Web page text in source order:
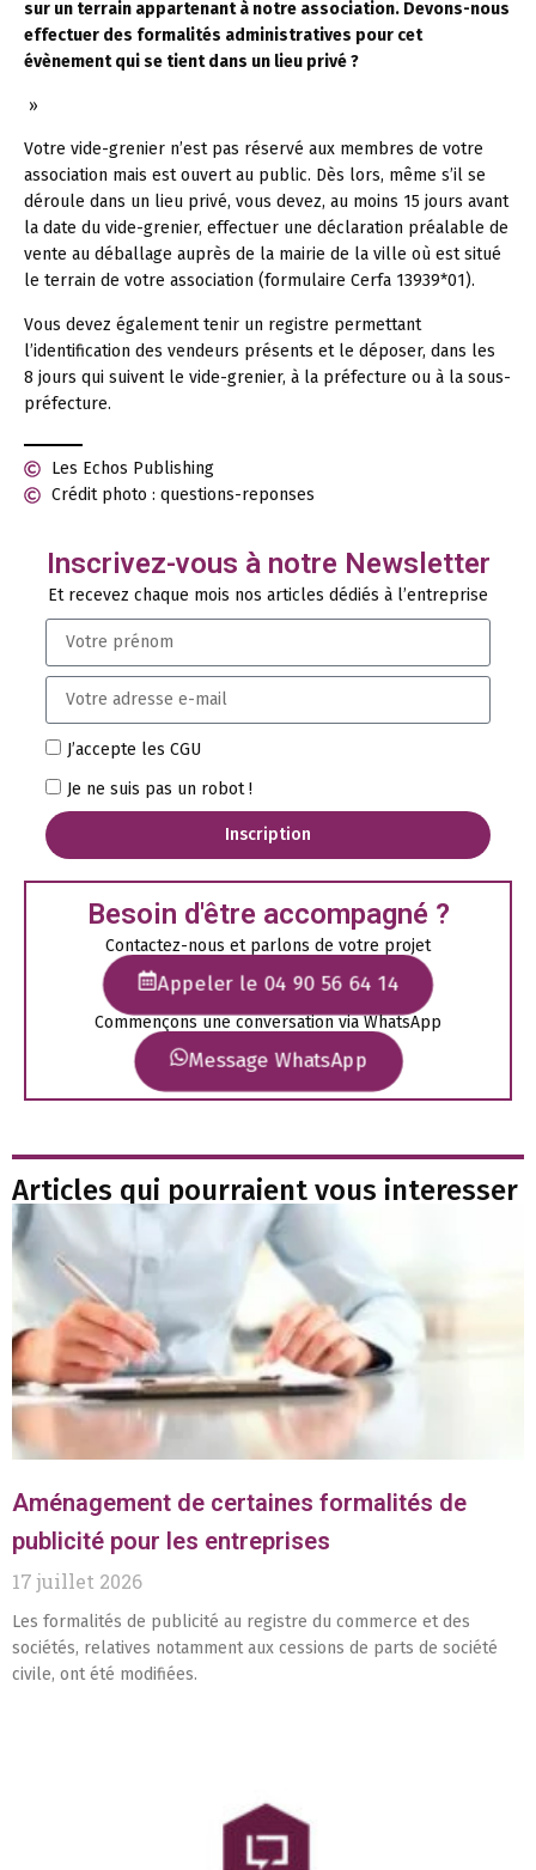
sur un terrain appartenant à notre association. Devons-nous
effectuer des formalités administratives pour cet
évènement qui se tient dans un lieu privé ?
»
Votre vide-grenier n’est pas réservé aux membres de votre
association mais est ouvert au public. Dès lors, même s’il se
déroule dans un lieu privé, vous devez, au moins 15 jours avant
la date du vide-grenier, effectuer une déclaration préalable de
vente au déballage auprès de la mairie de la ville où est situé
le terrain de votre association (formulaire Cerfa 13939*01).
Vous devez également tenir un registre permettant
l’identification des vendeurs présents et le déposer, dans les
8 jours qui suivent le vide-grenier, à la préfecture ou à la sous-
préfecture.
Les Echos Publishing
Crédit photo : questions-reponses
Inscrivez-vous à notre Newsletter
Et recevez chaque mois nos articles dédiés à l’entreprise
J’accepte les CGU
Je ne suis pas un robot !
Inscription
Besoin d'être accompagné ?
Contactez-nous et parlons de votre projet
Appeler le 04 90 56 64 14
Commençons une conversation via WhatsApp
Message WhatsApp
Articles qui pourraient vous interesser
Aménagement de certaines formalités de
publicité pour les entreprises
17 juillet 2026
Les formalités de publicité au registre du commerce et des
sociétés, relatives notamment aux cessions de parts de société
civile, ont été modifiées.